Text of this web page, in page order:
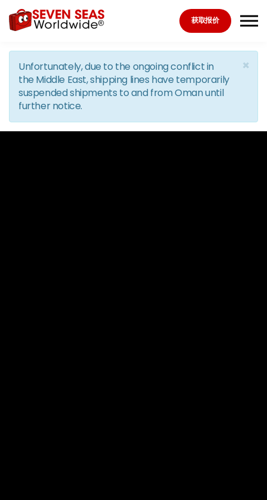
Skip to the content
获取报价
×
Unfortunately, due to the ongoing conflict in
the Middle East, shipping lines have temporarily
suspended shipments to and from Oman until
further notice.